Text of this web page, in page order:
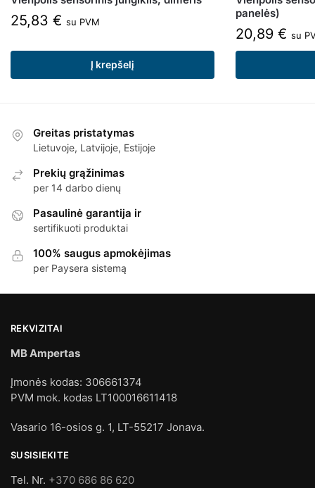
25,83 € su PVM
Į krepšelį
panelės)
20,89 € su
Greitas pristatymas
Lietuvoje, Latvijoje, Estijoje
Prekių grąžinimas
per 14 darbo dienų
Pasaulinė garantija ir
sertifikuoti produktai
100% saugus apmokėjimas
per Paysera sistemą
REKVIZITAI
MB Ampertas
Įmonės kodas: 306661374
PVM mok. kodas LT100016611418
Vasario 16-osios g. 1, LT-55217 Jonava.
SUSISIEKITE
Tel. Nr. +370 686 86 620